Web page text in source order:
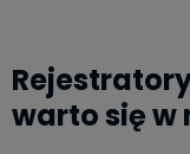
warto się w